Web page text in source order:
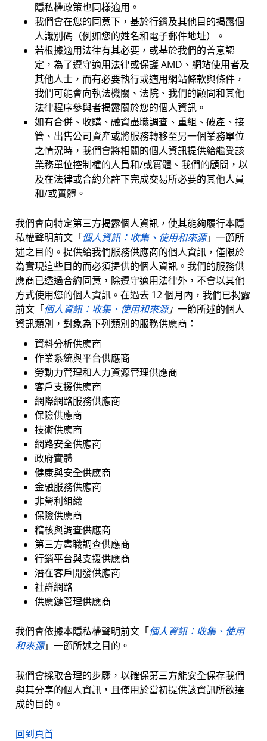
隱私權政策也同樣適用。
我們會在您的同意下，基於行銷及其他目的揭露個
人識別碼（例如您的姓名和電子郵件地址）。
若根據適用法律有其必要，或基於我們的善意認
定，為了遵守適用法律或保護 AMD、網站使用者及
其他人士，而有必要執行或適用網站條款與條件，
我們可能會向執法機關、法院、我們的顧問和其他
法律程序參與者揭露關於您的個人資訊。
如有合併、收購、融資盡職調查、重組、破產、接
管、出售公司資產或將服務轉移至另一個業務單位
之情況時，我們會將相關的個人資訊提供給繼受該
業務單位控制權的人員和/或實體、我們的顧問，以
及在法律或合約允許下完成交易所必要的其他人員
和/或實體。
我們會向特定第三方揭露個人資訊，使其能夠履行本隱
私權聲明前文「個人資訊：收集、使用和來源」一節所
述之目的。提供給我們服務供應商的個人資訊，僅限於
為實現這些目的而必須提供的個人資訊。我們的服務供
應商已透過合約同意，除遵守適用法律外，不會以其他
方式使用您的個人資訊。在過去 12 個月內，我們已揭露
前文「個人資訊：收集、使用和來源」 一節所述的個人
資訊類別，對象為下列類別的服務供應商：
資料分析供應商
作業系統與平台供應商
勞動力管理和人力資源管理供應商
客戶支援供應商
網際網路服務供應商
保險供應商
技術供應商
網路安全供應商
政府實體
健康與安全供應商
金融服務供應商
非營利組織
保險供應商
稽核與調查供應商
第三方盡職調查供應商
行銷平台與支援供應商
潛在客戶開發供應商
社群網路
供應鏈管理供應商
我們會依據本隱私權聲明前文「個人資訊：收集、使用
和來源」一節所述之目的。
我們會採取合理的步驟，以確保第三方能安全保存我們
與其分享的個人資訊，且僅用於當初提供該資訊所欲達
成的目的。
回到頁首